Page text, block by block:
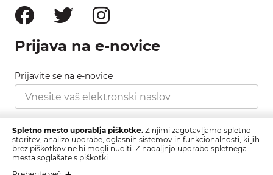
Prijava na e-novice
Prijavite se na e-novice
Strinjam se s pravilnikom zasebnosti, ki ga najdete
tukaj.
Spletno mesto uporablja piškotke. Z njimi zagotavljamo spletno
storitev, analizo uporabe, oglasnih sistemov in funkcionalnosti, ki jih
brez piškotkov ne bi mogli nuditi. Z nadaljnjo uporabo spletnega
mesta soglašate s piškotki.